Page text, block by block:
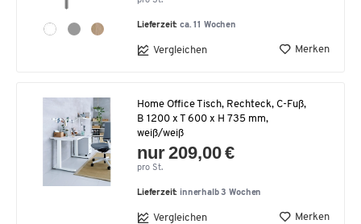
Lieferzeit:ca. 11 Wochen
Vergleichen Merken
Home Office Tisch, Rechteck, C-Fuß,
B 1200 x T 600 x H 735 mm,
weiß/weiß
nur 209,00 €
pro St.
Lieferzeit: innerhalb 3 Wochen
Vergleichen Merken